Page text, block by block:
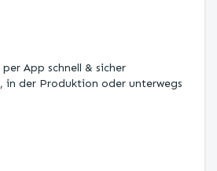
App schnell & sicher
in der Produktion oder unterwegs